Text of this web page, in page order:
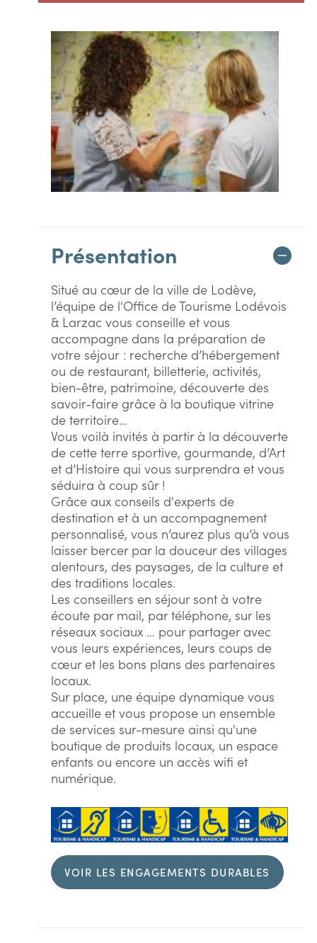
Présentation
Situé au cœur de la ville de Lodève,
l’équipe de l'Office de Tourisme Lodévois
& Larzac vous conseille et vous
accompagne dans la préparation de
votre séjour : recherche d’hébergement
ou de restaurant, billetterie, activités,
bien-être, patrimoine, découverte des
savoir-faire grâce à la boutique vitrine
de territoire…
Vous voilà invités à partir à la découverte
de cette terre sportive, gourmande, d’Art
et d’Histoire qui vous surprendra et vous
séduira à coup sûr !
Grâce aux conseils d'experts de
destination et à un accompagnement
personnalisé, vous n’aurez plus qu’à vous
laisser bercer par la douceur des villages
alentours, des paysages, de la culture et
des traditions locales.
Les conseillers en séjour sont à votre
écoute par mail, par téléphone, sur les
réseaux sociaux … pour partager avec
vous leurs expériences, leurs coups de
cœur et les bons plans des partenaires
locaux.
Sur place, une équipe dynamique vous
accueille et vous propose un ensemble
de services sur-mesure ainsi qu'une
boutique de produits locaux, un espace
enfants ou encore un accès wifi et
numérique.
VOIR LES ENGAGEMENTS DURABLES